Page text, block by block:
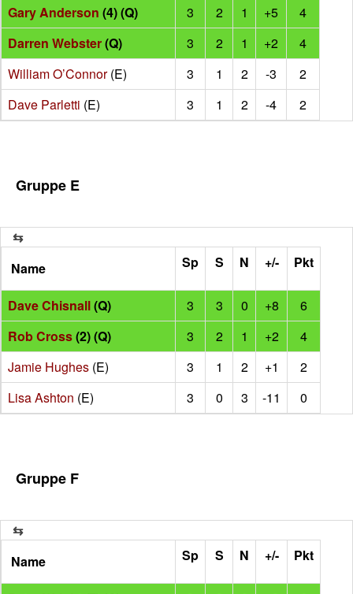
Gary Anderson (4) (Q) 3 2 1 +5
4
Darren Webster(Q) 3 2 1 +2
4
William O’Connor(E) 3 1 2 -3
2
Dave Parletti (E) 3 1 2 -4 2
Gruppe E
Name Sp S N +/- Pkt
Dave Chisnall(Q) 3 3 0 +8
6
Rob Cross(2) (Q) 3 2 1 +2
4
Jamie Hughes (E) 3 1 2 +1
2
Lisa Ashton (E) 3 0 3 -11 0
Gruppe F
Name Sp S N +/- Pkt